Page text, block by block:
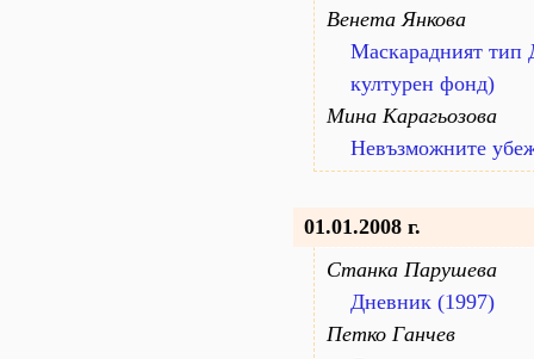
Венета Янкова
Маскарадният
културен фонд)
Мина Карагьозова
Невъзможните
01.01.2008 г.
Станка Парушева
Дневник (1997)
Петко Ганчев